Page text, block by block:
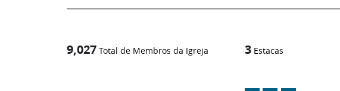
9,027 Total de Membros da Igreja 3 Estacas